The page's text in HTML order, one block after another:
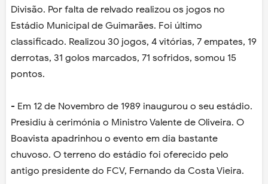
Divisão. Por falta de relvado realizou os jogos no
Estádio Municipal de Guimarães. Foi último
classificado. Realizou 30 jogos, 4 vitórias, 7 empates, 19
derrotas, 31 golos marcados, 71 sofridos, somou 15
pontos.
- Em 12 de Novembro de 1989 inaugurou o seu estádio.
Presidiu à cerimónia o Ministro Valente de Oliveira. O
Boavista apadrinhou o evento em dia bastante
chuvoso. O terreno do estádio foi oferecido pelo
antigo presidente do FCV, Fernando da Costa Vieira.